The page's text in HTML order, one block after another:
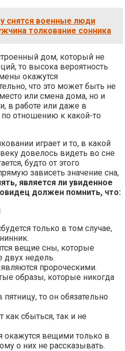
снятся военные люди
толкование сонника
дом, который не
то высока вероятность
окажутся
что это может быть не
или смена дома, но и
в работе или даже в
по отношению к какой-то
играет и то, в какой
довелось видеть во сне
будто от этого
зависеть значение сна,
является ли увиденное
должен помнить, что:
только в том случае,
вещие сны, которые
двух недель.
пророческими.
образы, которые никогда
то он обязательно
сбыться, так и не
окажутся вещими только в
о них не рассказывать.